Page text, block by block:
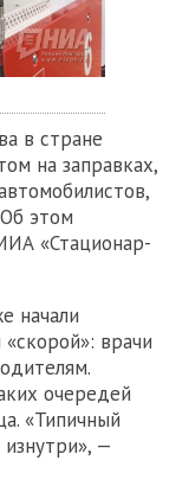
в стране
на заправках,
этом
«Стационар-
начали
врачи
очередей
«Типичный
—